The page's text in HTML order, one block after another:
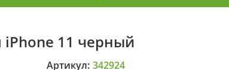
iPhone 11 черный
Артикул: 342924